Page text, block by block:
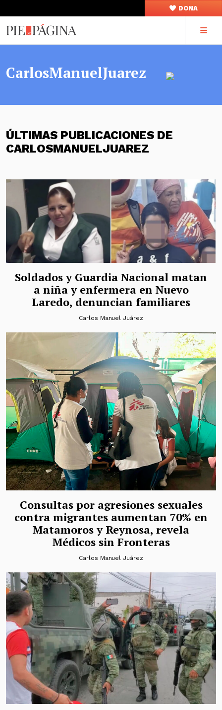
DONA
CarlosManuelJuarez
ÚLTIMAS PUBLICACIONES DE
CARLOSMANUELJUAREZ
Soldados y Guardia Nacional matan
a niña y enfermera en Nuevo
Laredo, denuncian familiares
Carlos Manuel Juárez
Consultas por agresiones sexuales
contra migrantes aumentan 70% en
Matamoros y Reynosa, revela
Médicos sin Fronteras
Carlos Manuel Juárez